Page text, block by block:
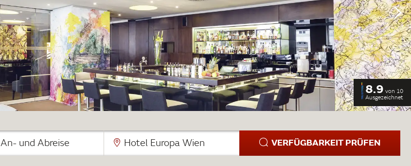
8.9 von 10
Ausgezeichnet
An- und Abreise Hotel Europa Wien VERFÜGBARKEIT PRÜFEN